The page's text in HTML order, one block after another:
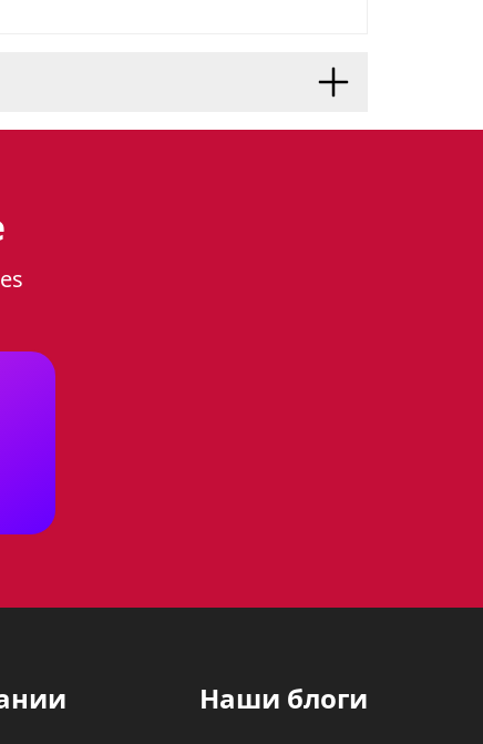
станет незаменимым
601-01 К64 будет
современный минимализм.
Вт, что позволит вам
52 литра, в духовку
Наши блоги